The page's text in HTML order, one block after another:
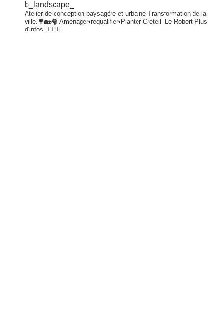
b_landscape_
Atelier de conception paysagère et urbaine Transformation de la
ville.🌳🏡🏘 Aménager•requalifier•Planter Créteil- Le Robert Plus
d’infos 👇🏾👇🏾